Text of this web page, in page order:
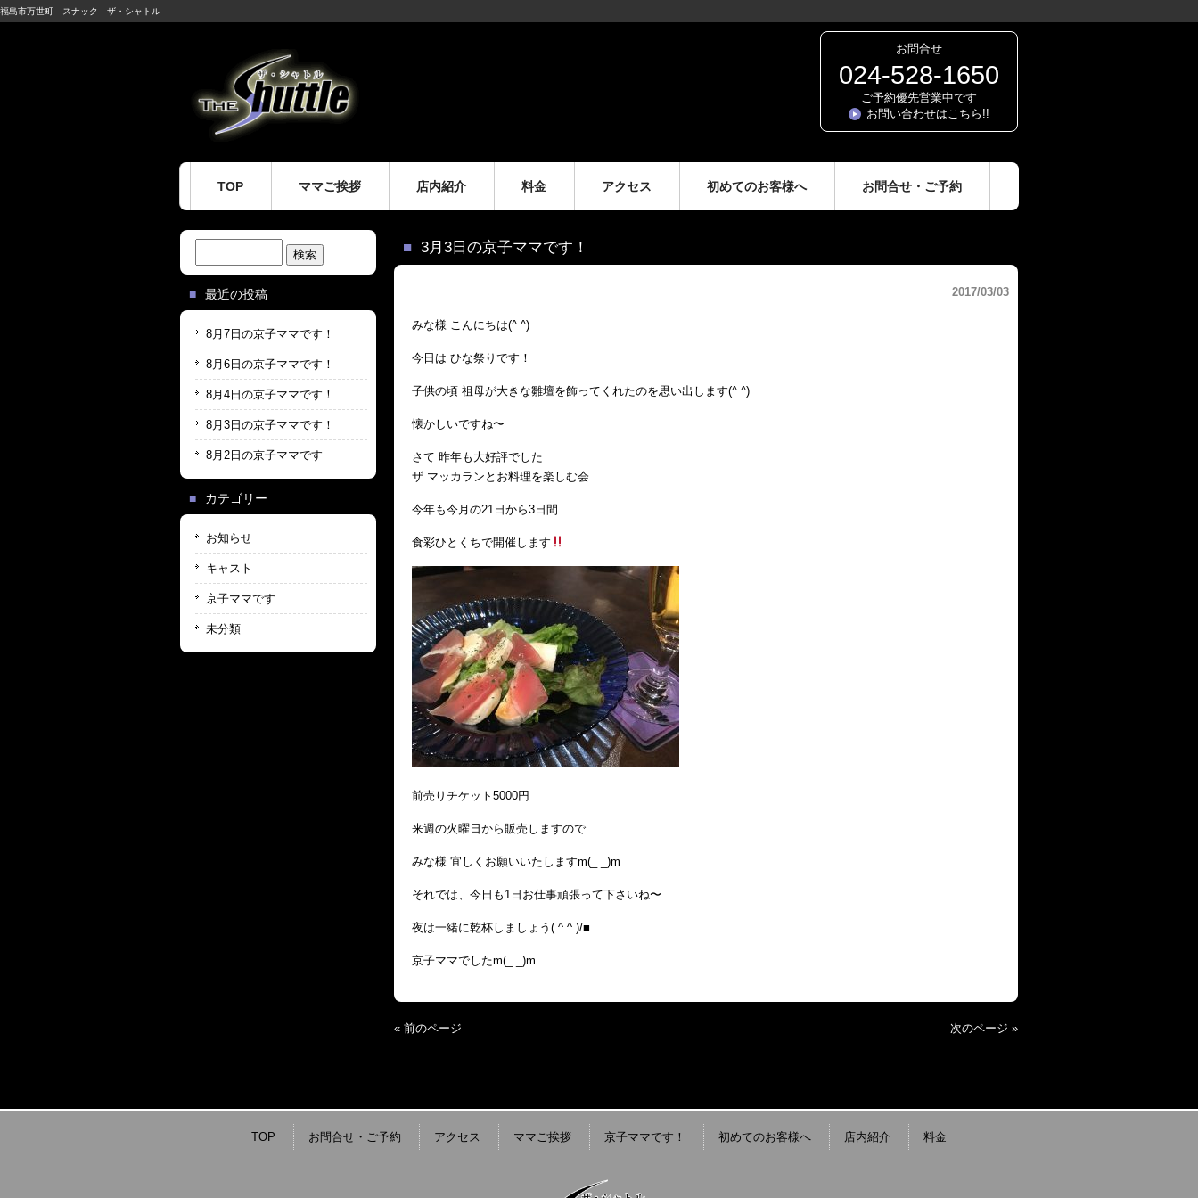
福島市万世町 スナック ザ・シャトル
お問合せ
024-528-1650
ご予約優先営業中です
お問い合わせはこちら!!
TOP ママご挨拶 店内紹介 料金 アクセス 初めてのお客様へ お問合せ・ご予約
3月3日の京子ママです！
2017/03/03
みな様 こんにちは(^ ^)
今日は ひな祭りです！
子供の頃 祖母が大きな雛壇を飾ってくれたのを思い出します(^ ^)
懐かしいですね〜
さて 昨年も大好評でした
ザ マッカランとお料理を楽しむ会
今年も今月の21日から3日間
食彩ひとくちで開催します
前売りチケット5000円
来週の火曜日から販売しますので
みな様 宜しくお願いいたしますm(_ _)m
それでは、今日も1日お仕事頑張って下さいね〜
夜は一緒に乾杯しましょう( ^ ^ )/■
京子ママでしたm(_ _)m
« 前のページ 次のページ »
索:
最近の投稿
8月7日の京子ママです！
8月6日の京子ママです！
8月4日の京子ママです！
8月3日の京子ママです！
8月2日の京子ママです
カテゴリー
お知らせ
キャスト
京子ママです
未分類
TOP お問合せ・ご予約 アクセス ママご挨拶 京子ママです！ 初めてのお客様へ 店内紹介 料金